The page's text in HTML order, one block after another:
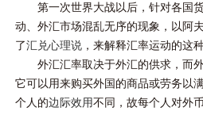
第一次世界大战以后，针对各国货
动、外汇市场混乱无序的现象，以阿
了汇兑心理说 ，来解释汇率运动的这
外汇汇率取决于外汇的供求，而外
它可以用来购买外国的商品或劳务以
个人的边际效用不同，故每个人对外